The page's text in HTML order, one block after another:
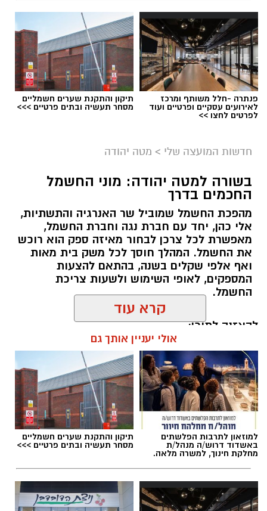
פנתרה -חלל משותף ומרכז
לאירועים עסקיים ופרטיים ועוד
לפרטים לחצו >>
תיקון והתקנת שערים חשמליים
מסחר תעשיה ובתים פרטיים >>>
חדשות המועצה שלי > מטה יהודה
בשורה למטה יהודה: מוני החשמל
החכמים בדרך
מהפכת החשמל שמוביל שר האנרגיה והתשתיות,
אלי כהן, יחד עם חברת נגה וחברת החשמל,
מאפשרת לכל צרכן לבחור מאיזה ספק הוא רוכש
את החשמל. המהלך חוסך לכל משק בית מאות
ואף אלפי שקלים בשנה, בהתאם להצעות
המספקים, לאופי השימוש ולשעות צריכת
החשמל.
להאזנה לתוכן:
אלדה נתנאל / 18:18 05.08.26
תגים:בשורה למטה יהודה: מוני החשמל החכמים
בדרך
קרא עוד
אולי יעניין אותך גם
למוזאון לתרבות הפלשתים
באשדוד דרוש/ה מנהל/ת
מחלקת חינוך, למשרה מלאה.
תיקון והתקנת שערים חשמליים
מסחר תעשיה ובתים פרטיים >>>